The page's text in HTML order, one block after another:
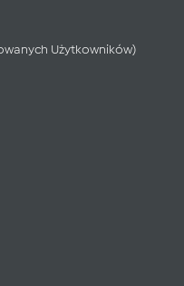
Użytkowników)